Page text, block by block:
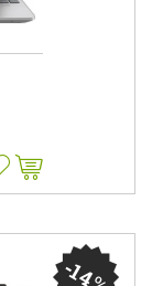
-14